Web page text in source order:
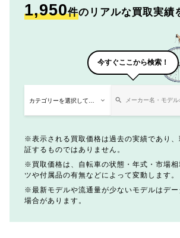
1,950件のリアルな買取実績
今すぐここから検索！
表示される買取価格は過去の実績であり
証するものではありません。
買取価格は、自転車の状態・年式・市場
ツや付属品の有無などによって変動します。
最新モデルや流通量が少ないモデルはデ
場合があります。